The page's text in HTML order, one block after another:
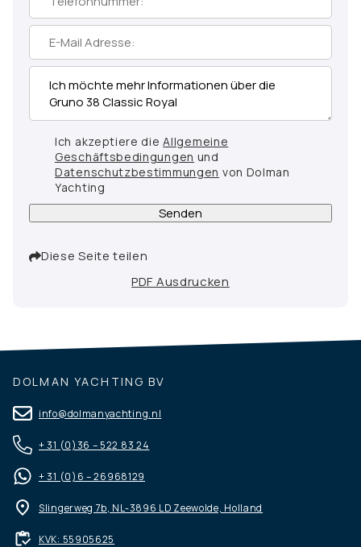
Ich akzeptiere dieAllgemeine
Geschäftsbedingungen und
Datenschutzbestimmungen von Dolman
Yachting
Senden
Diese Seite teilen
PDF Ausdrucken
DOLMAN YACHTING BV
info@dolmanyachting.nl
+ 31 (0)36 – 522 83 24
+ 31 (0)6 – 26968129
Slingerweg 7b, NL-3896 LD Zeewolde, Holland
KVK: 55905625